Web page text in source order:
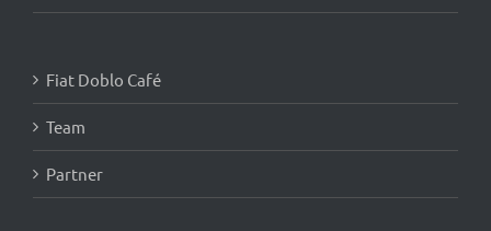
Fiat Doblo Café
Team
Partner